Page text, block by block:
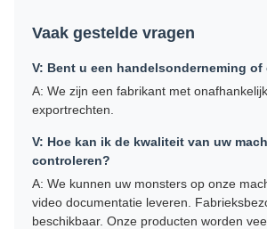
Vaak gestelde vragen
V: Bent u een handelsonderneming of
A: We zijn een fabrikant met
exportrechten.
V: Hoe kan ik de kwaliteit van uw
controleren?
A: We kunnen uw monsters op onze
video documentatie leveren.
beschikbaar. Onze producten worden